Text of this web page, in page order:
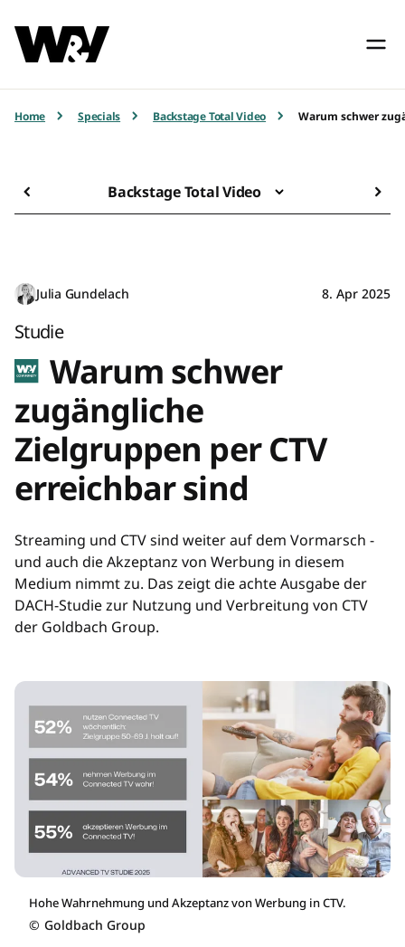
Home Specials Backstage Total Video Warum schwer
Backstage Total Video
Julia Gundelach 8. Apr 2025
Studie
Warum schwer
zugängliche
Zielgruppen per CTV
erreichbar sind
Streaming und CTV sind weiter auf dem Vormarsch -
und auch die Akzeptanz von Werbung in diesem
Medium nimmt zu. Das zeigt die achte Ausgabe der
DACH-Studie zur Nutzung und Verbreitung von CTV
der Goldbach Group.
Hohe Wahrnehmung und Akzeptanz von Werbung in CTV.
© Goldbach Group